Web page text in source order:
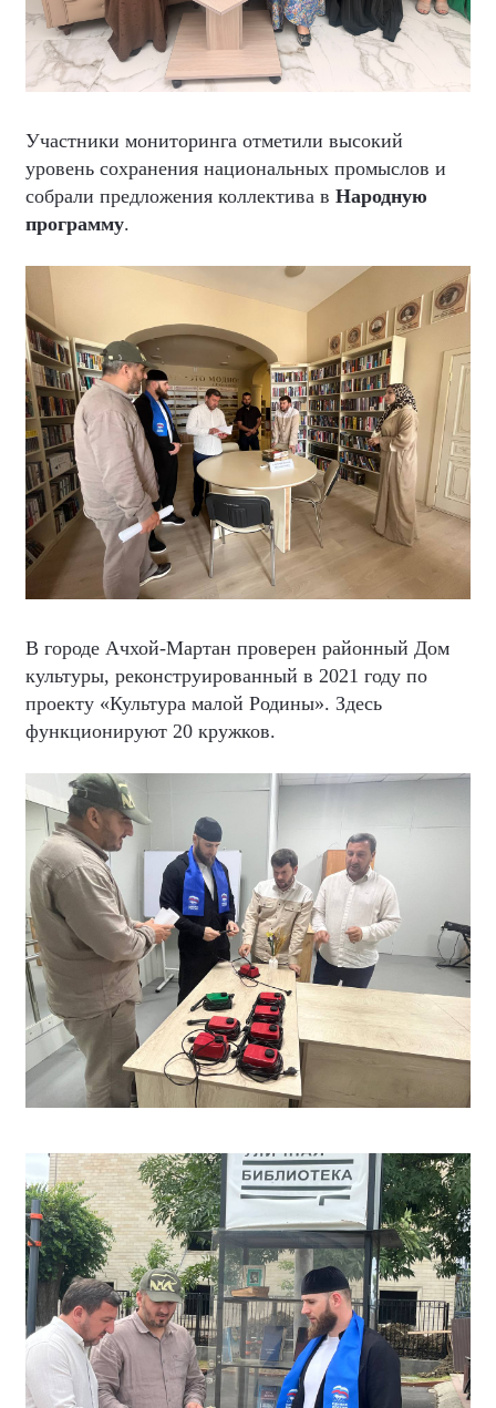
Участники мониторинга отметили высокий
уровень сохранения национальных промыслов и
собрали предложения коллектива в Народную
программу.
В городе Ачхой-Мартан проверен районный Дом
культуры, реконструированный в 2021 году по
проекту «Культура малой Родины». Здесь
функционируют 20 кружков.